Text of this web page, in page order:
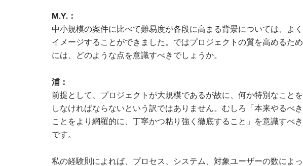
M.Y.：
中小規模の案件に比べて難易度が各段に高まる背景については、よく
イメージすることができました。ではプロジェクトの質を高めるため
には、どのような点を意識すべきでしょうか。
浦：
前提として、プロジェクトが大規模であるが故に、何か特別なことを
しなければならないという訳ではありません。むしろ「本来やるべき
ことをより網羅的に、丁寧かつ粘り強く徹底すること」を意識すべき
です。
私の経験則によれば、プロセス、システム、対象ユーザーの数によっ